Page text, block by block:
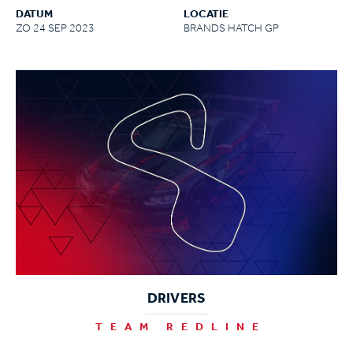
DATUM
ZO 24 SEP 2023
LOCATIE
BRANDS HATCH GP
DRIVERS
TEAM REDLINE